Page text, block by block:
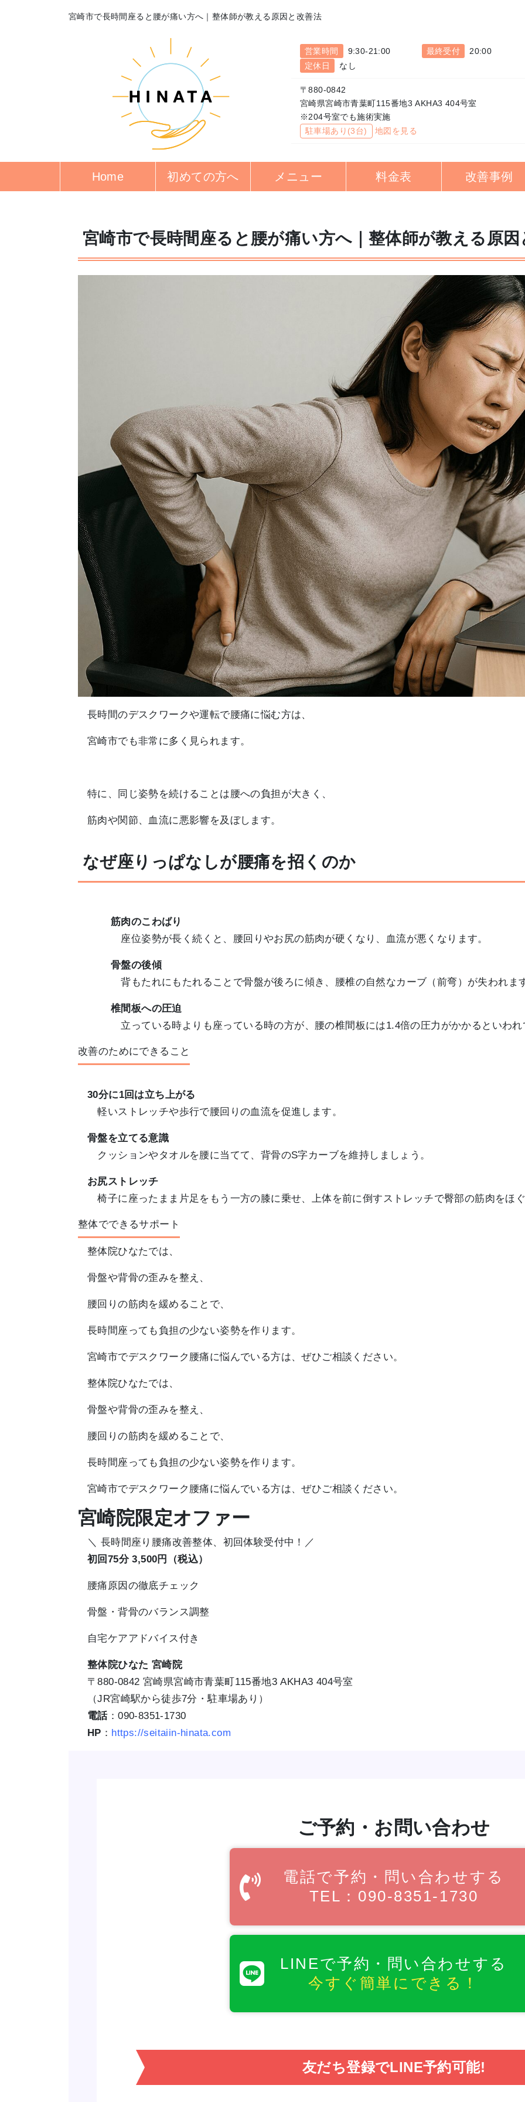
宮崎市で長時間座ると腰が痛い方へ｜整体師が教える原因と改善法
営業時間 9:30-21:00 最終受付
20:00
定休日
なし
〒880-0842
宮崎県宮崎市青葉町115番地3 AKHA3 404号室
※204号室でも施術実施
駐車場あり(3台)
地図を見る
Home 初めての方へ メニュー 料金表 改善事例
宮崎市で長時間座ると腰が痛い方へ｜整体師が教える原因
長時間のデスクワークや運転で腰痛に悩む方は、
宮崎市でも非常に多く見られます。
特に、同じ姿勢を続けることは腰への負担が大きく、
筋肉や関節、血流に悪影響を及ぼします。
なぜ座りっぱなしが腰痛を招くのか
筋肉のこわばり
座位姿勢が長く続くと、腰回りやお尻の筋肉が硬くなり、血流が悪くなります。
骨盤の後傾
背もたれにもたれることで骨盤が後ろに傾き、腰椎の自然なカーブ（前弯）が失われま
椎間板への圧迫
立っている時よりも座っている時の方が、腰の椎間板には1.4倍の圧力がかかるといわれ
改善のためにできること
30分に1回は立ち上がる
軽いストレッチや歩行で腰回りの血流を促進します。
骨盤を立てる意識
クッションやタオルを腰に当てて、背骨のS字カーブを維持しましょう。
お尻ストレッチ
椅子に座ったまま片足をもう一方の膝に乗せ、上体を前に倒すストレッチで臀部の筋肉をほ
整体でできるサポート
整体院ひなたでは、
骨盤や背骨の歪みを整え、
腰回りの筋肉を緩めることで、
長時間座っても負担の少ない姿勢を作ります。
宮崎市でデスクワーク腰痛に悩んでいる方は、ぜひご相談ください。
整体院ひなたでは、
骨盤や背骨の歪みを整え、
腰回りの筋肉を緩めることで、
長時間座っても負担の少ない姿勢を作ります。
宮崎市でデスクワーク腰痛に悩んでいる方は、ぜひご相談ください。
宮崎院限定オファー
＼ 長時間座り腰痛改善整体、初回体験受付中！／
初回75分 3,500円（税込）
腰痛原因の徹底チェック
骨盤・背骨のバランス調整
自宅ケアアドバイス付き
整体院ひなた 宮崎院
〒880-0842 宮崎県宮崎市青葉町115番地3 AKHA3 404号室
（JR宮崎駅から徒歩7分・駐車場あり）
電話：090-8351-1730
HP ： https://seitaiin-hinata.com
ご予約・お問い合わせ
電話で予約・問い合わせする
TEL：090-8351-1730
LINEで予約・問い合わせする
今すぐ簡単にできる！
友だち登録でLINE予約可能!